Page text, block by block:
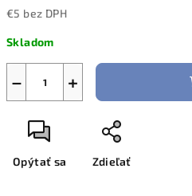
€5 bez DPH
cena:
Skladom
+
−
Opýtať sa Zdieľať